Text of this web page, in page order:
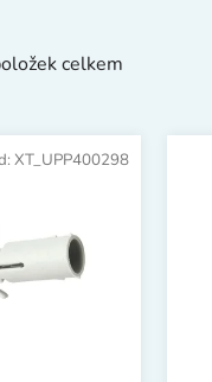
celkem
XT_UPP400298